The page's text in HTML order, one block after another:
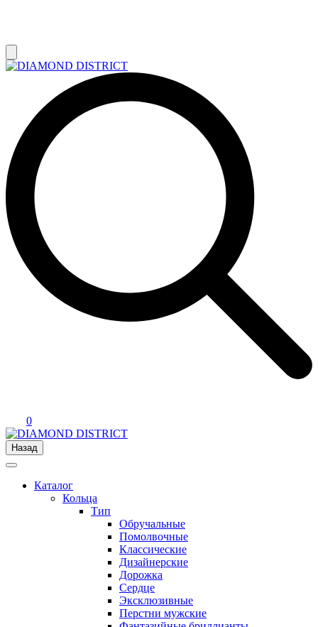
0
Назад
Каталог
Кольца
Тип
Обручальные
Помолвочные
Классические
Дизайнерские
Дорожка
Сердце
Эксклюзивные
Перстни мужские